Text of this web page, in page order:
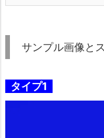
サンプル画像と
タイプ1